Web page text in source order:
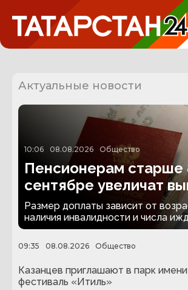
Актуальные новости
10:06 08.08.2026 Общество
Пенсионерам старше
сентябре увеличат
Размер доплаты зависит от
наличия инвалидности и числа
09:35 08.08.2026 Общество
Казанцев приглашают в парк
фестиваль «Итиль»